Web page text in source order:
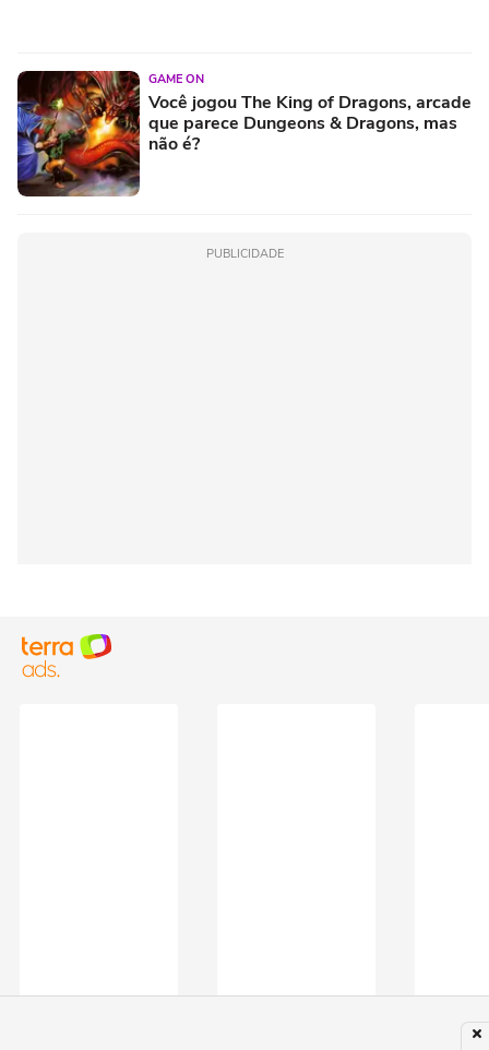
GAME ON
Você jogou The King of Dragons, arcade
que parece Dungeons & Dragons, mas
não é?
PUBLICIDADE